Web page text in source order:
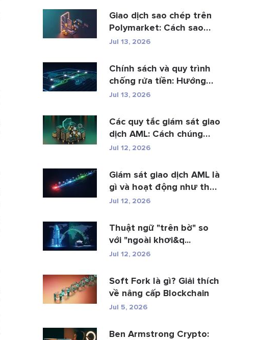
Giao dịch sao chép trên
Polymarket: Cách sao
chép ví hàng ...
Jul 13, 2026
Chính sách và quy trình
chống rửa tiền: Hướng
dẫn t...
Jul 13, 2026
Các quy tắc giám sát giao
dịch AML: Cách chúng
phát hi�...
Jul 12, 2026
Giám sát giao dịch AML là
gì và hoạt động như thế
n...
Jul 12, 2026
Thuật ngữ "trên bờ" so
với "ngoài khơi&q...
Jul 12, 2026
Soft Fork là gì? Giải thích
về nâng cấp Blockchain
Jul 5, 2026
Ben Armstrong Crypto: